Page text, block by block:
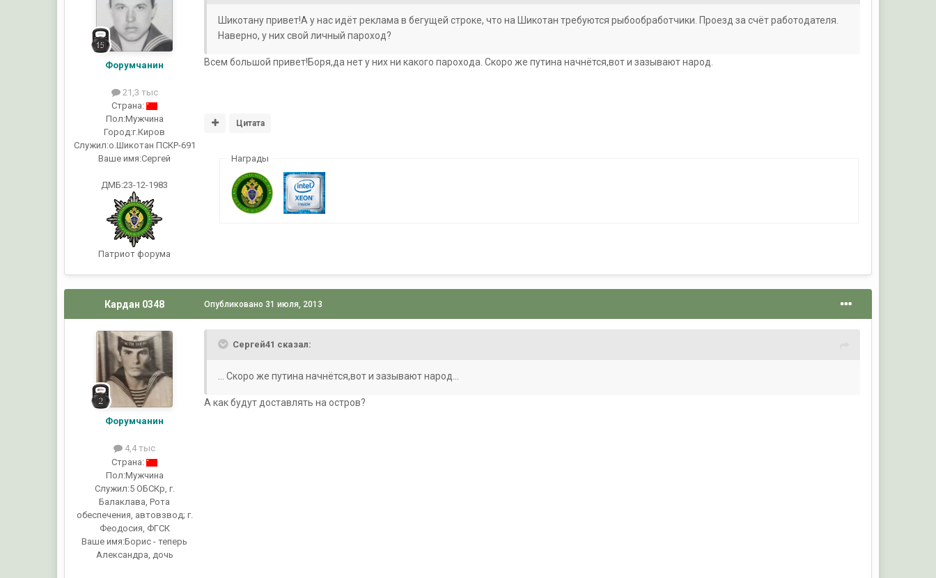
Форумчанин
21,3 тыс
Страна:
Пол:Мужчина
Город:г.Киров
Служил:о.Шикотан ПСКР-691
Ваше имя:Сергей
ДМБ:23-12-1983
Патриот форума
Шикотану привет!А у нас идёт реклама в бегущей строке, что на Шикотан требуются рыбообработчики. Проезд за счёт работодателя.
Наверно, у них свой личный пароход?
Всем большой привет!Боря,да нет у них ни какого парохода. Скоро же путина начнётся,вот и зазывают народ.
Цитата
Награды
Кардан 0348
Форумчанин
4,4 тыс
Страна:
Пол:Мужчина
Служил:5 ОБСКр, г.
Балаклава, Рота
обеспечения, автовзвод; г.
Феодосия, ФГСК
Ваше имя:Борис - теперь
Александра, дочь
Опубликовано 31 июля, 2013
Сергей41 сказал:
... Скоро же путина начнётся,вот и зазывают народ...
А как будут доставлять на остров?